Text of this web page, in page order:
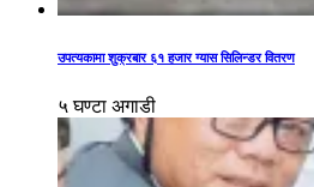
उपत्यकामा शुक्रबार ६१ हजार ग्यास सिलिन्डर वितरण
५ घण्टा अगाडी